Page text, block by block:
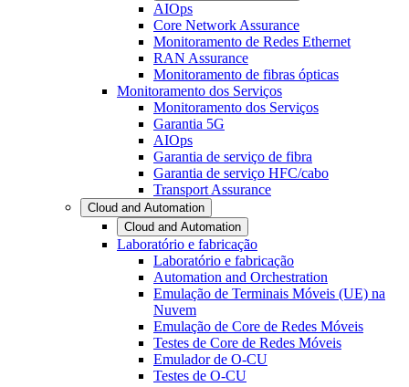
AIOps
Core Network Assurance
Monitoramento de Redes Ethernet
RAN Assurance
Monitoramento de fibras ópticas
Monitoramento dos Serviços
Monitoramento dos Serviços
Garantia 5G
AIOps
Garantia de serviço de fibra
Garantia de serviço HFC/cabo
Transport Assurance
Cloud and Automation
Cloud and Automation
Laboratório e fabricação
Laboratório e fabricação
Automation and Orchestration
Emulação de Terminais Móveis (UE) na
Nuvem
Emulação de Core de Redes Móveis
Testes de Core de Redes Móveis
Emulador de O-CU
Testes de O-CU